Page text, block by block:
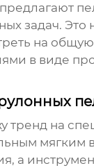
задач. Это
на общую
в виде
тренд на
мягким
а